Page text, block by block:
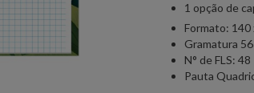
1 opção de
Formato: 140
Gramatura 56
N° de FLS: 48
Pauta